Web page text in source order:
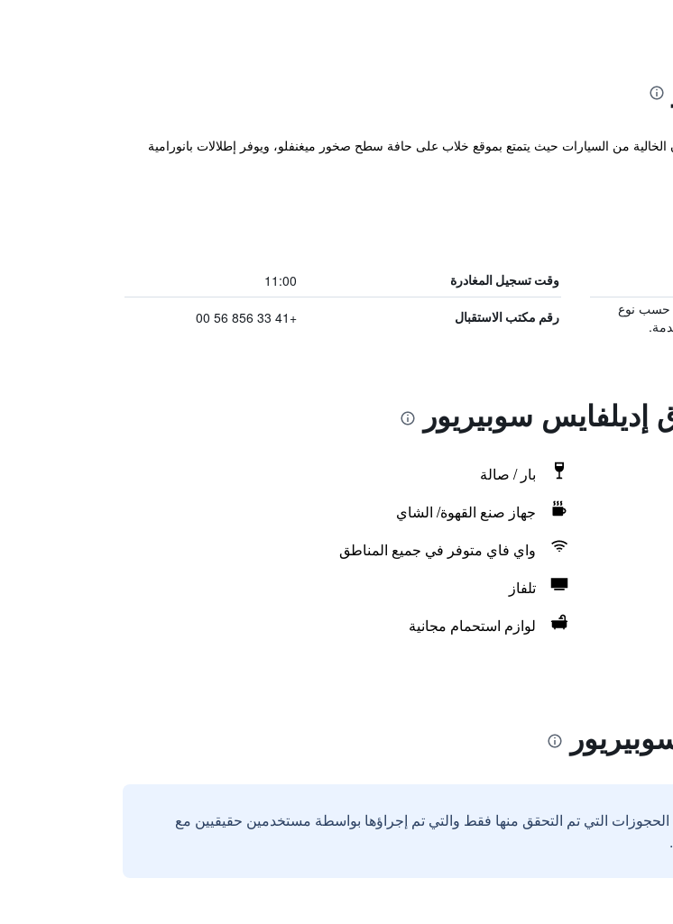
نجوم والمدار عائلياً في مورن الخالية من السيارات حيث يتمتع بموقع خلاب على حافة سطح صخور ميغنفلو، ويوفر إطلالات بانورامية
وقت تسجيل المغادرة 11:00
حسب نوع
رقم مكتب الاستقبال +41 33 856 56 00
إديلفايس سوبيريور
بار / صالة
جهاز صنع القهوة/ الشاي
واي فاي متوفر في جميع المناطق
تلفاز
لوازم استحمام مجانية
التي تم التحقق منها فقط والتي تم إجراؤها بواسطة مستخدمين حقيقيين مع